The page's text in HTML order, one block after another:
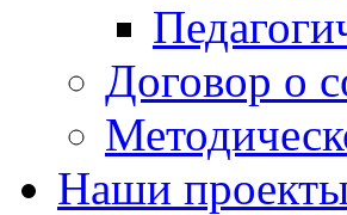
Договор о
Наши